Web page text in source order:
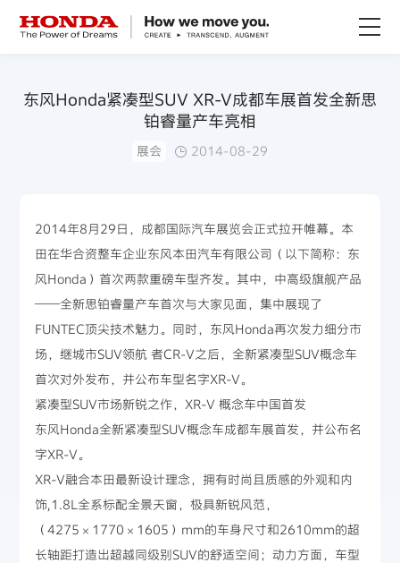
技术创新
赛事运动
新闻资讯
东风Honda紧凑型SUV XR-V成都车展首发全新思
铂睿量产车亮相
展会 2014-08-29
2014年8月29日，成都国际汽车展览会正式拉开帷幕。本
田在华合资整车企业东风本田汽车有限公司（以下简称：东
风Honda）首次两款重磅车型齐发。其中，中高级旗舰产品
——全新思铂睿量产车首次与大家见面，集中展现了
FUNTEC顶尖技术魅力。同时，东风Honda再次发力细分市
场，继城市SUV领航 者CR-V之后，全新紧凑型SUV概念车
首次对外发布，并公布车型名字XR-V。
紧凑型SUV市场新锐之作，XR-V 概念车中国首发
东风Honda全新紧凑型SUV概念车成都车展首发，并公布名
字XR-V。
XR-V融合本田最新设计理念，拥有时尚且质感的外观和内
饰,1.8L全系标配全景天窗，极具新锐风范，
（4275×1770×1605）mm的车身尺寸和2610mm的超
长轴距打造出超越同级别SUV的舒适空间；动力方面，车型